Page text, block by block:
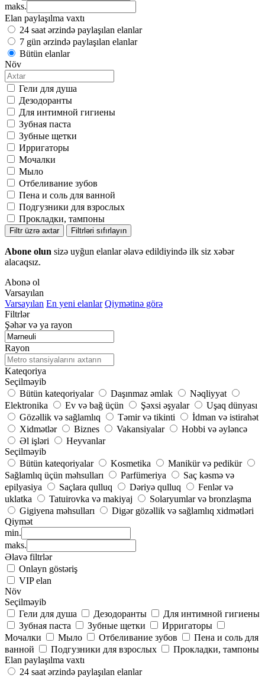
maks.
Elan paylaşılma vaxtı
24 saat ərzində paylaşılan elanlar
7 gün ərzində paylaşılan elanlar
Bütün elanlar
Növ
Гели для душа
Дезодоранты
Для интимной гигиены
Зубная паста
Зубные щетки
Ирригаторы
Мочалки
Мыло
Отбеливание зубов
Пена и соль для ванной
Подгузники для взрослых
Прокладки, тампоны
Filtr üzrə axtar Filtrləri sıfırlayın
Abone olun sizə uyğun elanlar əlavə edildiyində ilk siz xəbər
alacaqsız.
Abonə ol
Varsayılan
Varsayılan En yeni elanlar Qiymətinə görə
Filtrlər
Şəhər və ya rayon
Rayon
Kateqoriya
Seçilməyib
Bütün kateqoriyalar
Daşınmaz əmlak
Nəqliyyat
Elektronika
Ev və bağ üçün Şəxsi əşyalar
Uşaq dünyası
Gözəllik və sağlamlıq
Təmir və tikinti
İdman və istirahət
Xidmətlər
Biznes Vakansiyalar
Hobbi və əyləncə
Əl işləri
Heyvanlar
Seçilməyib
Bütün kateqoriyalar
Kosmetika
Manikür və pedikür
Sağlamlıq üçün məhsulları
Parfümeriya
Saç kəsmə və
epilyasiya
Saçlara qulluq Dəriyə qulluq
Fenlər və
uklatka
Tatuirovka və makiyaj
Solaryumlar və bronzlaşma
Gigiyena məhsulları
Digər gözəllik və sağlamlıq xidmətləri
Qiymət
min.
maks.
Əlavə filtrlər
Onlayn göstəriş
VIP elan
Növ
Seçilməyib
Гели для душа
Дезодоранты
Для интимной гигиены
Зубная паста
Зубные щетки
Ирригаторы
Мочалки
Мыло Отбеливание зубов
Пена и соль для
ванной
Подгузники для взрослых
Прокладки, тампоны
Elan paylaşılma vaxtı
24 saat ərzində paylaşılan elanlar